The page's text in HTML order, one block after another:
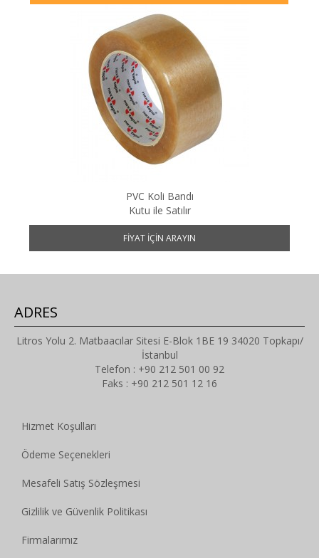
PVC Koli Bandı
Kutu ile Satılır
FIYAT IÇIN ARAYIN
ADRES
Litros Yolu 2. Matbaacılar Sitesi E-Blok 1BE 19 34020 Topkapı/
İstanbul
Telefon : +90 212 501 00 92
Faks : +90 212 501 12 16
Hizmet Koşulları
Ödeme Seçenekleri
Mesafeli Satış Sözleşmesi
Gizlilik ve Güvenlik Politikası
Firmalarımız